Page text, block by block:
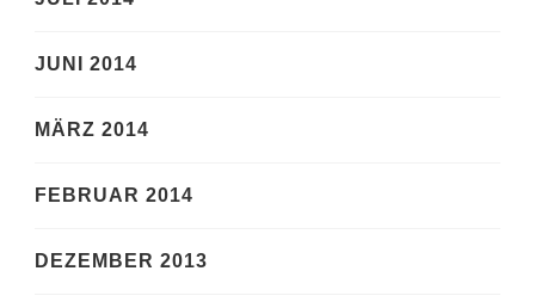
JUNI 2014
MÄRZ 2014
FEBRUAR 2014
DEZEMBER 2013